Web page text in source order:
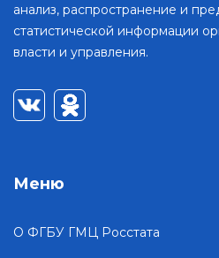
анализ, распространение и
статистической информации
власти и управления.
Меню
О ФГБУ ГМЦ Росстата